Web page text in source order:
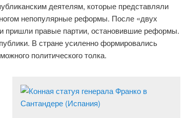
деятелям, которые представляли
непопулярные реформы. После «двух
пришли правые партии, остановившие реформы.
В стране усиленно формировались
политического толка.